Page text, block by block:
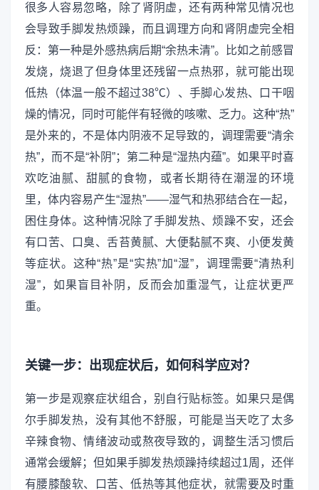
很多人容易忽略，除了肾阴虚，还有两种常见情况也
会导致手脚发热烦躁，而且调理方向和肾阴虚完全相
反：第一种是外感热病后期“余热未清”。比如之前感冒
发烧，烧退了但身体里还残留一点热邪，就可能出现
低热（体温一般不超过38℃）、手脚心发热、口干咽
燥的情况，同时可能伴有轻微的咳嗽、乏力。这种“热”
是外来的，不是体内阴液不足导致的，调理需要“清余
热”，而不是“补阴”；第二种是“湿热内蕴”。如果平时喜
欢吃油腻、甜腻的食物，或者长期待在潮湿的环境
里，体内容易产生“湿热”——湿气和热邪结合在一起，
困住身体。这种情况除了手脚发热、烦躁不安，还会
有口苦、口臭、舌苔黄腻、大便黏腻不爽、小便发黄
等症状。这种“热”是“实热”加“湿”，调理需要“清热利
湿”，如果盲目补阴，反而会加重湿气，让症状更严
重。
关键一步：出现症状后，如何科学应对？
第一步是观察症状组合，别自行贴标签。如果只是偶
尔手脚发热，没有其他不舒服，可能是当天吃了太多
辛辣食物、情绪波动或熬夜导致的，调整生活习惯后
通常会缓解；但如果手脚发热烦躁持续超过1周，还伴
有腰膝酸软、口苦、低热等其他症状，就需要及时重